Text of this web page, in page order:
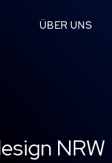
ÜBER UNS
NRW